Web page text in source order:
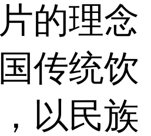
的理念
传统饮
以民族